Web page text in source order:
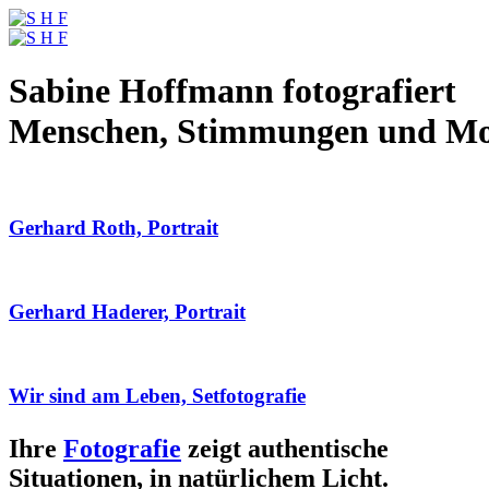
Sabine Hoffmann fotografiert
Menschen, Stimmungen und
Gerhard Roth, Portrait
Gerhard Haderer, Portrait
Wir sind am Leben, Setfotografie
Ihre Fotografie zeigt authentische
Situationen, in natürlichem Licht.